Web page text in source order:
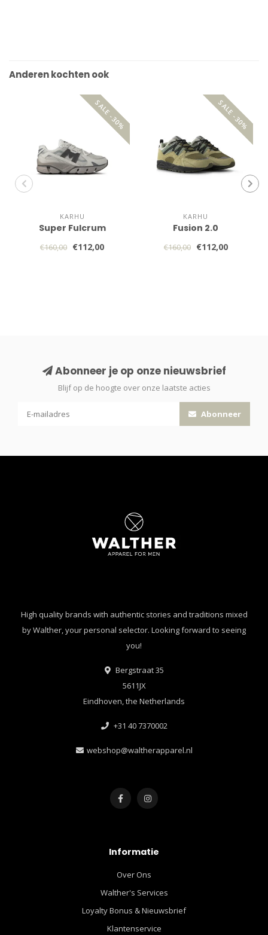
Anderen kochten ook
SALE -30%
KARHU
Super Fulcrum
€160,00 €112,00
SALE -30%
KARHU
Fusion 2.0
€160,00 €112,00
Abonneer je op onze nieuwsbrief
Blijf op de hoogte over onze laatste acties
Abonneer
High quality brands with authentic stories and traditions mixed
by Walther, your personal selector. Looking forward to seeing
you!
Bergstraat 35
5611JX
Eindhoven, the Netherlands
+31 40 7370002
webshop@waltherapparel.nl
Informatie
Over Ons
Walther's Services
Loyalty Bonus & Nieuwsbrief
Klantenservice